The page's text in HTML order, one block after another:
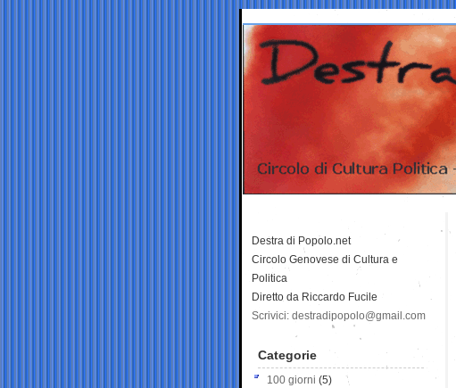
Destra di Popolo.net
Circolo Genovese di Cultura e
Politica
Diretto da Riccardo Fucile
Scrivici: destradipopolo@gmail.com
Categorie
100 giorni (5)